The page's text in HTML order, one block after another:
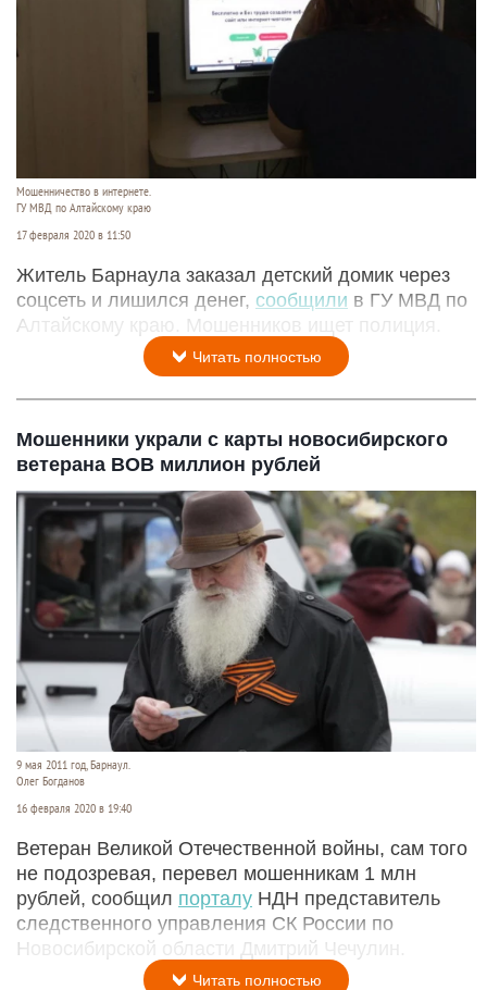
Мошенничество в интернете.
ГУ МВД по Алтайскому краю
17 февраля 2020 в 11:50
Житель Барнаула заказал детский домик через
соцсеть и лишился денег, сообщили в ГУ МВД по
Алтайскому краю. Мошенников ищет полиция.
Читать полностью
Мошенники украли с карты новосибирского
ветерана ВОВ миллион рублей
9 мая 2011 год, Барнаул.
Олег Богданов
16 февраля 2020 в 19:40
Ветеран Великой Отечественной войны, сам того
не подозревая, перевел мошенникам 1 млн
рублей, сообщил порталу НДН представитель
следственного управления СК России по
Новосибирской области Дмитрий Чечулин.
Читать полностью